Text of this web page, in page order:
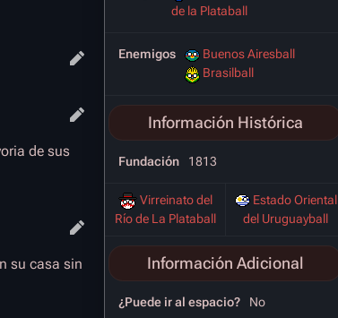
de la Plataball
Enemigos
Buenos Airesball
Brasilball
Información Histórica
Fundación 1813
Virreinato del
Río de La Plataball
Estado Oriental
del Uruguayball
Información Adicional
¿Puede ir al espacio? No
de sus
su casa sin